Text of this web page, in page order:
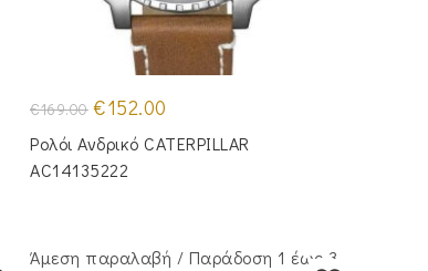
€169.00 Original
price
was:
€169.00.
€152.00
τιμή
είναι:
Ρολόι Ανδρικό CATERPILLAR
AC14135222
Άμεση παραλαβή / Παράδoση 1 έως 3